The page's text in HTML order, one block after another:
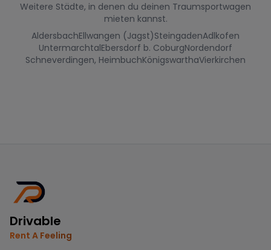
Weitere Städte, in denen du deinen Traumsportwagen
mieten kannst.
AldersbachEllwangen (Jagst)SteingadenAdlkofen
UntermarchtalEbersdorf b. CoburgNordendorf
Schneverdingen, HeimbuchKönigswarthaVierkirchen
Drivable
Rent A Feeling